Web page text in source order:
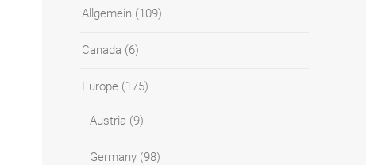
Allgemein (109)
Canada (6)
Europe (175)
Austria (9)
Germany (98)